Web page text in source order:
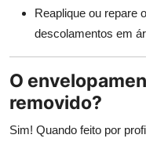
Reaplique ou repare
descolamentos em
O
removido?
Sim! Quando feito por